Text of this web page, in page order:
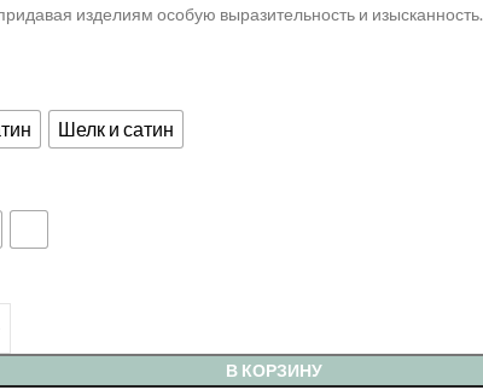
изделиям особую выразительность и изысканность.
Шелк и сатин
В КОРЗИНУ